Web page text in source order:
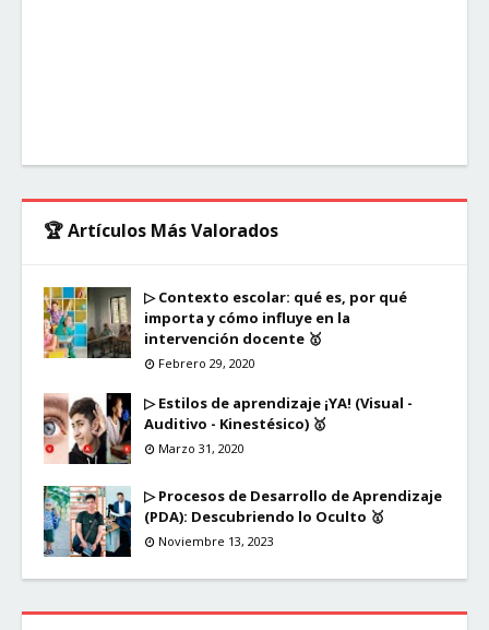
🏆 Artículos Más Valorados
▷ Contexto escolar: qué es, por qué
importa y cómo influye en la
intervención docente 🥇
Febrero 29, 2020
▷ Estilos de aprendizaje ¡YA! (Visual -
Auditivo - Kinestésico) 🥇
Marzo 31, 2020
▷ Procesos de Desarrollo de Aprendizaje
(PDA): Descubriendo lo Oculto 🥇
Noviembre 13, 2023